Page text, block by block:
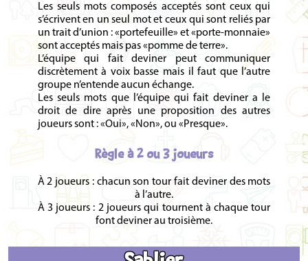
Les seuls mots composés acceptés sont ceux qui
s’écrivent en un seul mot et ceux qui sont reliés par
un trait d’union : «portefeuille» et «porte-monnaie»
sont acceptés mais pas «pomme de terre».
L’équipe qui fait deviner peut communiquer
discrètement à voix basse mais il faut que l’autre
groupe n’entende aucun échange.
Les seuls mots que l’équipe qui fait deviner a le
droit de dire après une proposition des autres
joueurs sont : «Oui», «Non», ou «Presque».
Règle à 2 ou 3 joueurs
À 2 joueurs : chacun son tour fait deviner des mots
à l’autre.
À 3 joueurs : 2 joueurs qui tournent à chaque tour
font deviner au troisième.